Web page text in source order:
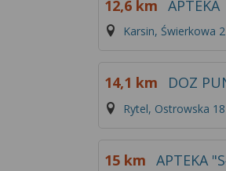
12,6 km APTEKA
Karsin, Świerkowa 2
14,1 km DOZ
Rytel, Ostrowska
15 km APTEKA